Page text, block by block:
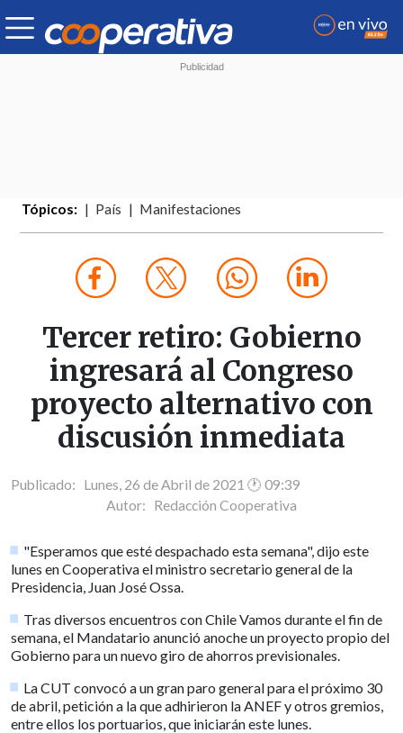
Tópicos: País Manifestaciones
Tercer retiro: Gobierno
ingresará al Congreso
proyecto alternativo con
discusión inmediata
Publicado: Lunes, 26 de Abril de 2021 🕐 09:39
Autor: Redacción Cooperativa
"Esperamos que esté despachado esta semana", dijo este
lunes en Cooperativa el ministro secretario general de la
Presidencia, Juan José Ossa.
Tras diversos encuentros con Chile Vamos durante el fin de
semana, el Mandatario anunció anoche un proyecto propio del
Gobierno para un nuevo giro de ahorros previsionales.
La CUT convocó a un gran paro general para el próximo 30
de abril, petición a la que adhirieron la ANEF y otros gremios,
entre ellos los portuarios, que iniciarán este lunes.